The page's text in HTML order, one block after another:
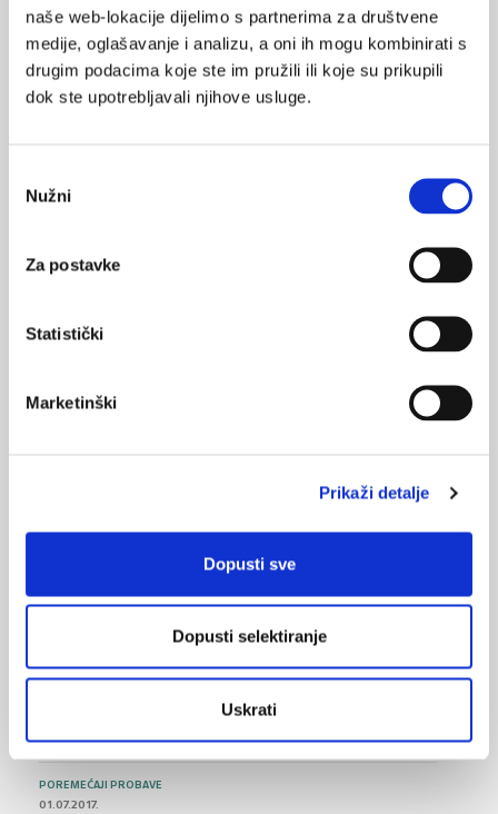
naše web-lokacije dijelimo s partnerima za društvene
medije, oglašavanje i analizu, a oni ih mogu kombinirati s
drugim podacima koje ste im pružili ili koje su prikupili
dok ste upotrebljavali njihove usluge.
pristanka
Nužni
Za postavke
Statistički
Marketinški
Prikaži detalje
Dopusti sve
Dopusti selektiranje
Uskrati
Tjedan Sveučilišta u Zagrebu
Najcitiraniji i najutjecajniji znanstvenici iz Hrvatske u
2023.
19.06.2024.
Bolna leđa - medicinske vježbe (nove smjernice)
14.07.2016.
Nesteroidni antireumatici i gastrointestinalna
POREMEĆAJI PROBAVE
01.07.2017.